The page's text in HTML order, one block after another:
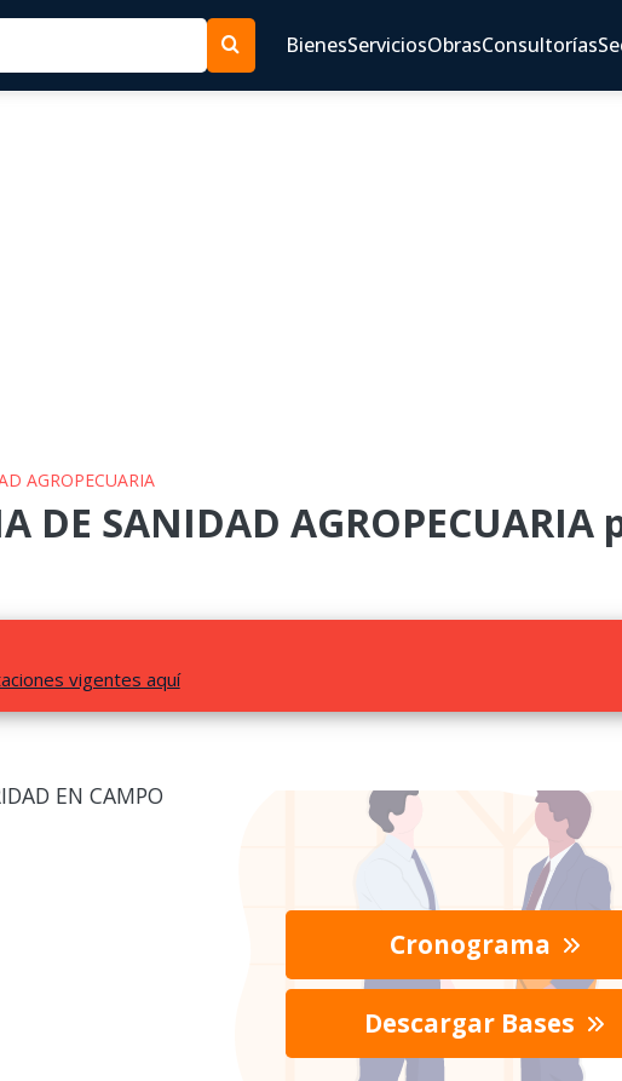
BienesServiciosObrasConsultorías
AGROPECUARIA
DE SANIDAD AGROPECUARIA
vigentes aquí
EN CAMPO
Cronograma
Descargar Bases